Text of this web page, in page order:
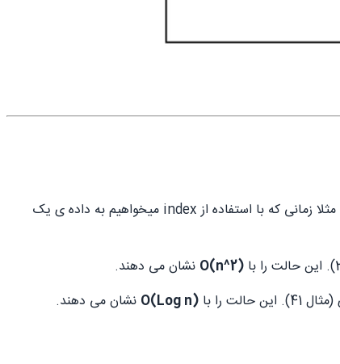
) : در این حالت زمان همیشه مقدار ثابتی خواهد بود و با افزایش سایز مسئله سرعت اجرای برنامه ثابت می ماند، مثلا زمانی که با استفاده از index میخواهیم به داده ی یک
(n^2)O
نشان می دهند.
را با (Log n)O
نشان می دهند.